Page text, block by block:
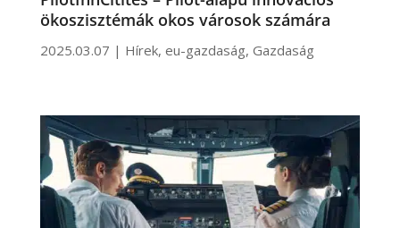
ökoszisztémák okos városok számára
2025.03.07 | Hírek, eu-gazdaság, Gazdaság